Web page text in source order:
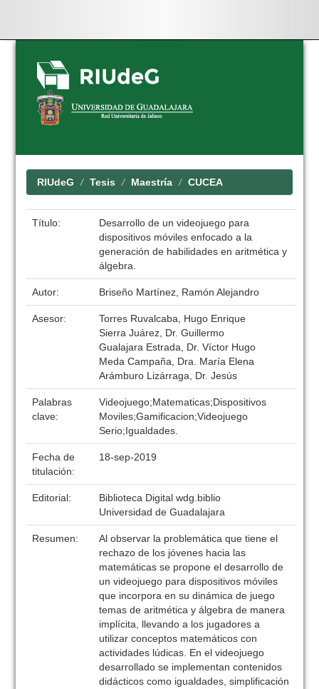
Skip
navigation
RIUdeG Tesis Maestría CUCEA
Título:
Desarrollo de un videojuego para
dispositivos móviles enfocado a la
generación de habilidades en aritmética y
álgebra.
Autor: Briseño Martínez, Ramón Alejandro
Asesor:
Torres Ruvalcaba, Hugo Enrique
Sierra Juárez, Dr. Guillermo
Gualajara Estrada, Dr. Víctor Hugo
Meda Campaña, Dra. María Elena
Arámburo Lizárraga, Dr. Jesús
Palabras
clave:
Videojuego;Matematicas;Dispositivos
Moviles;Gamificacion;Videojuego
Serio;Igualdades.
Fecha de
titulación:
18-sep-2019
Editorial:
Biblioteca Digital wdg.biblio
Universidad de Guadalajara
Resumen:
Al observar la problemática que tiene el
rechazo de los jóvenes hacia las
matemáticas se propone el desarrollo de
un videojuego para dispositivos móviles
que incorpora en su dinámica de juego
temas de aritmética y álgebra de manera
implícita, llevando a los jugadores a
utilizar conceptos matemáticos con
actividades lúdicas. En el videojuego
desarrollado se implementan contenidos
didácticos como igualdades, simplificación